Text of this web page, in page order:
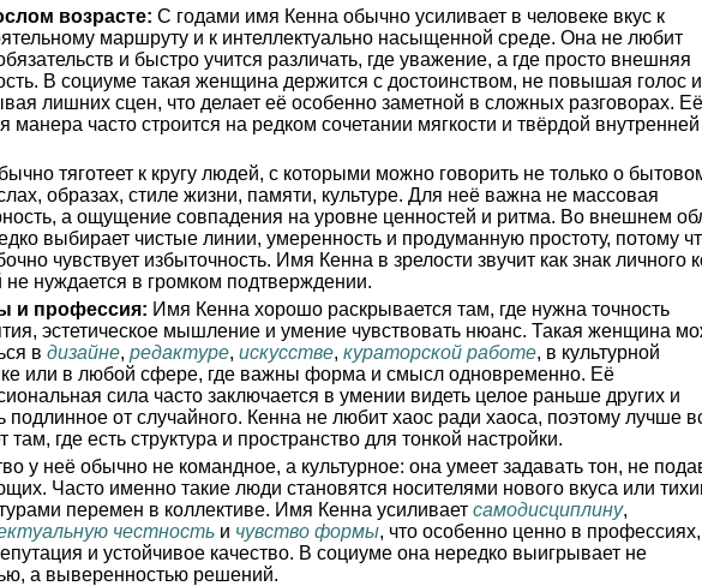
возрасте: С годами имя Кенна обычно усиливает в человеке вкус к
маршруту и к интеллектуально насыщенной среде. Она не любит
и быстро учится различать, где уважение, а где просто внешняя
В социуме такая женщина держится с достоинством, не повышая голос
лишних сцен, что делает её особенно заметной в сложных разговорах. Её
манера часто строится на редком сочетании мягкости и твёрдой внутренней
тяготеет к кругу людей, с которыми можно говорить не только о
образах, стиле жизни, памяти, культуре. Для неё важна не массовая
а ощущение совпадения на уровне ценностей и ритма. Во внешнем
выбирает чистые линии, умеренность и продуманную простоту, потому
чувствует избыточность. Имя Кенна в зрелости звучит как знак личного
не нуждается в громком подтверждении.
и профессия: Имя Кенна хорошо раскрывается там, где нужна точность
эстетическое мышление и умение чувствовать нюанс. Такая женщина
в дизайне, редактуре, искусстве, кураторской работе, в культурной
или в любой сфере, где важны форма и смысл одновременно. Её
сила часто заключается в умении видеть целое раньше других и
подлинное от случайного. Кенна не любит хаос ради хаоса, поэтому лучше
там, где есть структура и пространство для тонкой настройки.
у неё обычно не командное, а культурное: она умеет задавать тон, не
Часто именно такие люди становятся носителями нового вкуса или
перемен в коллективе. Имя Кенна усиливает самодисциплину,
честность и чувство формы, что особенно ценно в профессиях,
и устойчивое качество. В социуме она нередко выигрывает не
а выверенностью решений.